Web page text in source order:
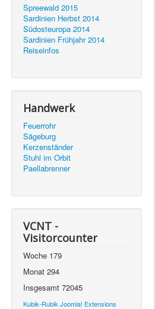
Spreewald 2015
Sardinien Herbst 2014
Südosteuropa 2014
Sardinien Frühjahr 2014
Reiseinfos
Handwerk
Feuerrohr
Sägeburg
Kerzenständer
Stuhl im Orbit
Paellabrenner
VCNT -
Visitorcounter
Woche 179
Monat 294
Insgesamt 72045
Kubik-Rubik Joomla! Extensions